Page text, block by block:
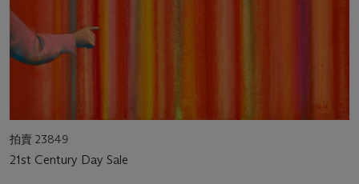
活
動
類
拍賣 23849
21st Century Day Sale